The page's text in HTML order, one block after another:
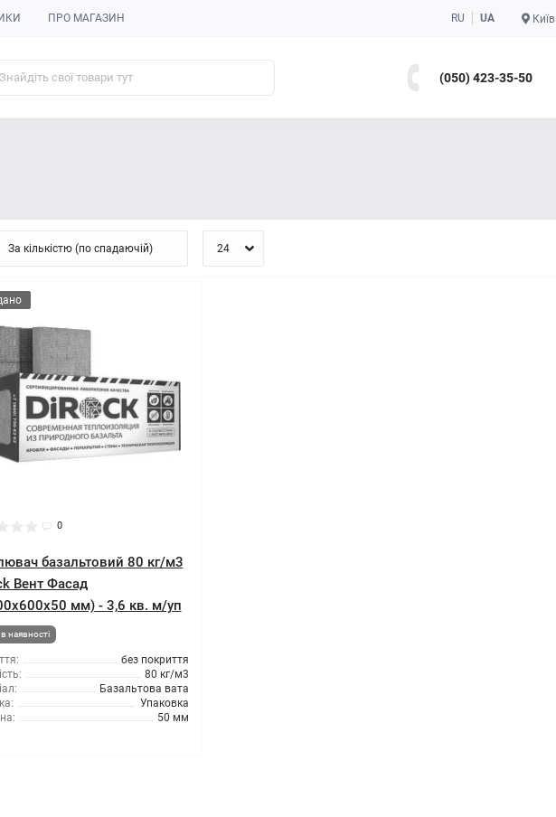
ПРО МАГАЗИН RU UA Київ
(050) 423-35-50
0
базальтовий 80 кг/м3
Вент Фасад
мм) - 3,6 кв. м/уп
наявності
без покриття
80 кг/м3
Базальтова вата
Упаковка
50 мм